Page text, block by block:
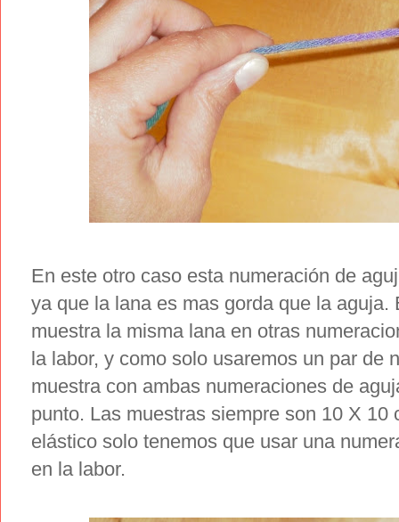
En este otro caso esta numeración de
ya que la lana es mas gorda que la
muestra la misma lana en otras
la labor, y como solo usaremos un par de
muestra con ambas numeraciones de
punto. Las muestras siempre son 10 X
elástico solo tenemos que usar una
en la labor.